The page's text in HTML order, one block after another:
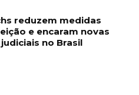
reduzem medidas
e encaram novas
no Brasil